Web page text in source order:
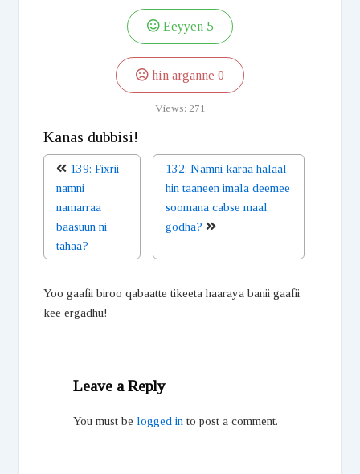
Eeyyen 5
hin arganne 0
Views: 271
Kanas dubbisi!
139: Fixrii
namni
namarraa
baasuun ni
tahaa?
132: Namni karaa halaal
hin taaneen imala deemee
soomana cabse maal
godha?
Yoo gaafii biroo qabaatte tikeeta haaraya banii gaafii
kee ergadhu!
Leave a Reply
You must belogged in to post a comment.